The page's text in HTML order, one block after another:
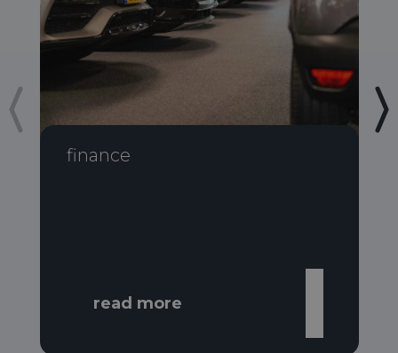
finance
read more